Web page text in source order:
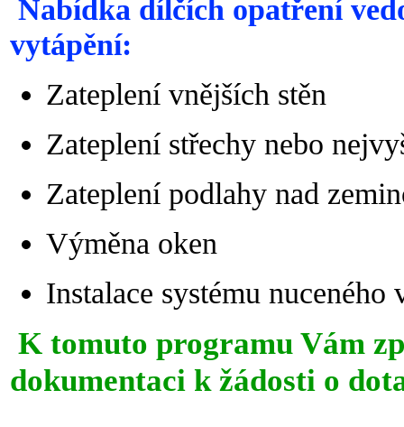
Nabídka dílčích opatření
vytápění:
Zateplení vnějších stěn
Zateplení střechy nebo
Zateplení podlahy nad
Výměna oken
Instalace systému nuceného
K tomuto programu Vám
dokumentaci k žádosti o